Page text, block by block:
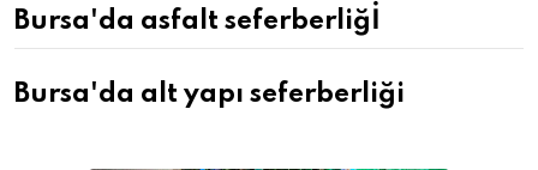
Bursa'da asfalt seferberliğİ
Bursa'da alt yapı seferberliği